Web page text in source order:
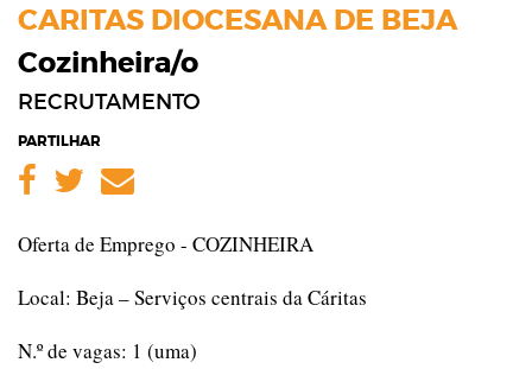
CARITAS DIOCESANA DE BEJA
Cozinheira/o
RECRUTAMENTO
PARTILHAR
Facebook
Twitter
Email
Oferta de Emprego - COZINHEIRA
Local: Beja – Serviços centrais da Cáritas
N.º de vagas: 1 (uma)